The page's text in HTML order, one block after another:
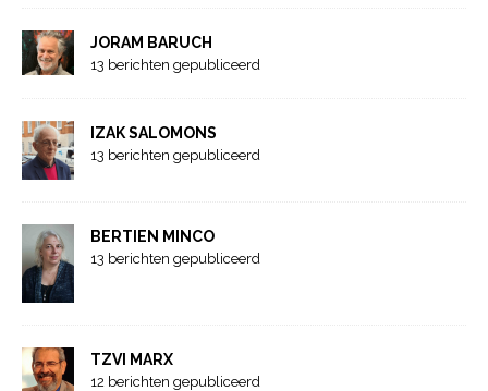
JORAM BARUCH
13 berichten gepubliceerd
IZAK SALOMONS
13 berichten gepubliceerd
BERTIEN MINCO
13 berichten gepubliceerd
TZVI MARX
12 berichten gepubliceerd